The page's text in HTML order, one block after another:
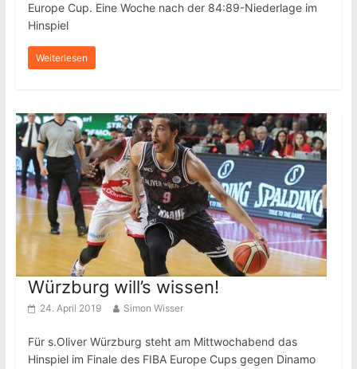
Europe Cup. Eine Woche nach der 84:89-Niederlage im
Hinspiel
Weiterlesen
Würzburg will’s wissen!
24. April 2019 Simon Wisser
Für s.Oliver Würzburg steht am Mittwochabend das
Hinspiel im Finale des FIBA Europe Cups gegen Dinamo